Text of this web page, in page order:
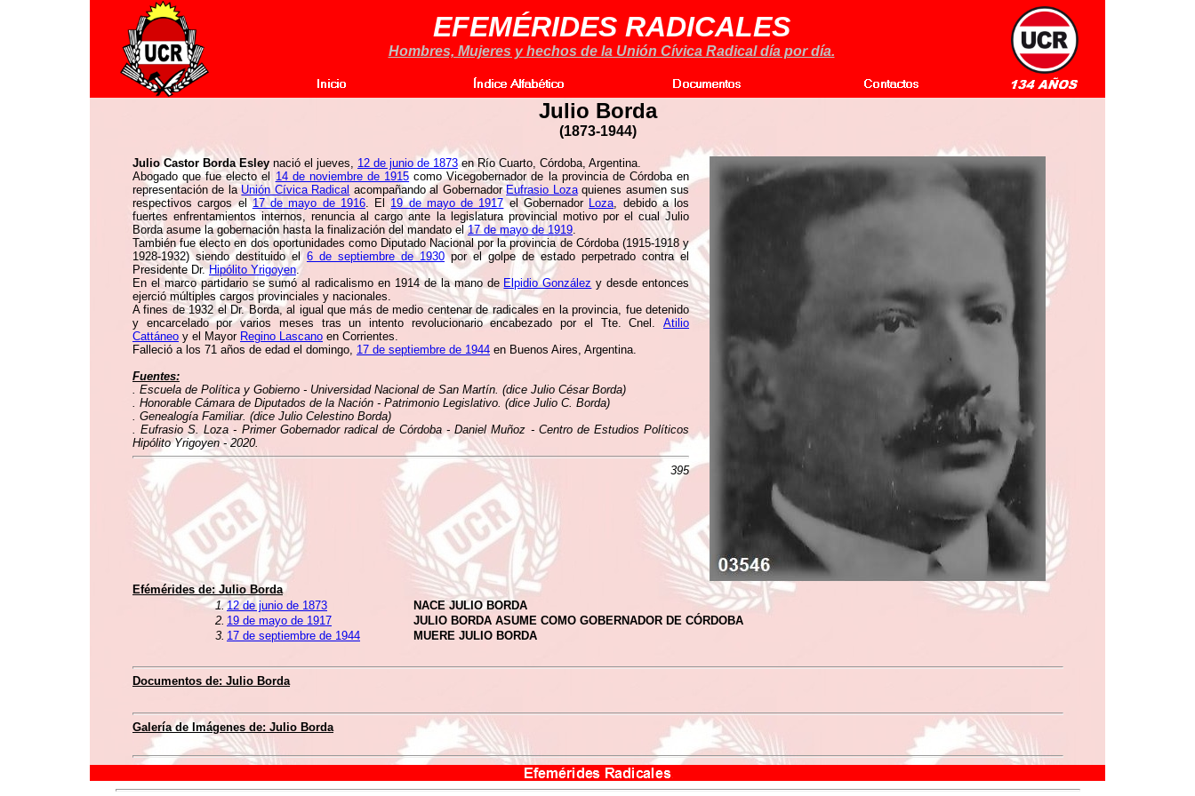
EFEMÉRIDES RADICALES
Hombres, Mujeres y hechos de la Unión Cívica Radical día por día.
Julio Borda
(1873-1944)
Julio Castor Borda Esley nació el jueves, 12 de junio de 1873en Río Cuarto, Córdoba, Argentina.
Abogado que fue electo el 14 de noviembre de 1915 como Vicegobernador de la provincia de Córdoba en
representación de laUnión Cívica Radical acompañando al GobernadorEufrasio Lozaquienes asumen sus
respectivos cargos el17 de mayo de 1916. El 19 de mayo de 1917el Gobernador Loza, debido a los
fuertes enfrentamientos internos, renuncia al cargo ante la legislatura provincial motivo por el cual Julio
Borda asume la gobernación hasta la finalización del mandato el17 de mayo de 1919.
También fue electo en dos oportunidades como Diputado Nacional por la provincia de Córdoba (1915-1918 y
1928-1932) siendo destituido el 6 de septiembre de 1930por el golpe de estado perpetrado contra el
Presidente Dr.Hipólito Yrigoyen.
En el marco partidario se sumó al radicalismo en 1914 de la mano de Elpidio González y desde entonces
ejerció múltiples cargos provinciales y nacionales.
A fines de 1932 el Dr. Borda, al igual que más de medio centenar de radicales en la provincia, fue detenido
y encarcelado por varios meses tras un intento revolucionario encabezado por el Tte. Cnel. Atilio
Cattáneo y el Mayor Regino Lascano en Corrientes.
Falleció a los 71 años de edad el domingo, 17 de septiembre de 1944 en Buenos Aires, Argentina.
Fuentes:
. Escuela de Política y Gobierno - Universidad Nacional de San Martín. (dice Julio César Borda)
. Honorable Cámara de Diputados de la Nación - Patrimonio Legislativo. (dice Julio C. Borda)
. Genealogía Familiar. (dice Julio Celestino Borda)
. Eufrasio S. Loza - Primer Gobernador radical de Córdoba - Daniel Muñoz - Centro de Estudios Políticos
Hipólito Yrigoyen - 2020.
395
Efémérides de: Julio Borda
1.12 de junio de 1873
NACE JULIO BORDA
2. 19 de mayo de 1917
JULIO BORDA ASUME COMO GOBERNADOR DE CÓRDOBA
3. 17 de septiembre de 1944 MUERE JULIO BORDA
Documentos de: Julio Borda
Galería de Imágenes de: Julio Borda